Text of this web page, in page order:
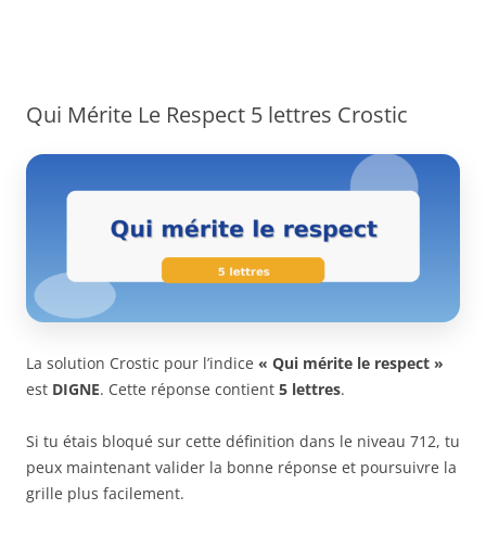
Qui Mérite Le Respect 5 lettres Crostic
La solution Crostic pour l’indice « Qui mérite le respect »
est DIGNE. Cette réponse contient 5 lettres.
Si tu étais bloqué sur cette définition dans le niveau 712, tu
peux maintenant valider la bonne réponse et poursuivre la
grille plus facilement.